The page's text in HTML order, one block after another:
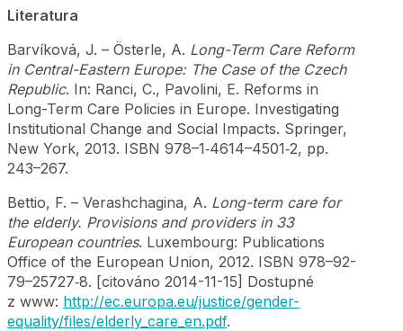
Literatura
Barvíková, J. – Österle, A. Long-Term Care Reform
in Central-Eastern Europe: The Case of the Czech
Republic. In: Ranci, C., Pavolini, E. Reforms in
Long-Term Care Policies in Europe. Investigating
Institutional Change and Social Impacts. Springer,
New York, 2013. ISBN 978–1‑4614–4501‑2, pp.
243–267.
Bettio, F. – Verashchagina, A. Long-term care for
the elderly. Provisions and providers in 33
European countries. Luxembourg: Publications
Office of the European Union, 2012. ISBN 978–92-
79–25727‑8. [citováno 2014-11-15] Dostupné
z www: http://ec.europa.eu/justice/gender-
equality/files/elderly_care_en.pdf.